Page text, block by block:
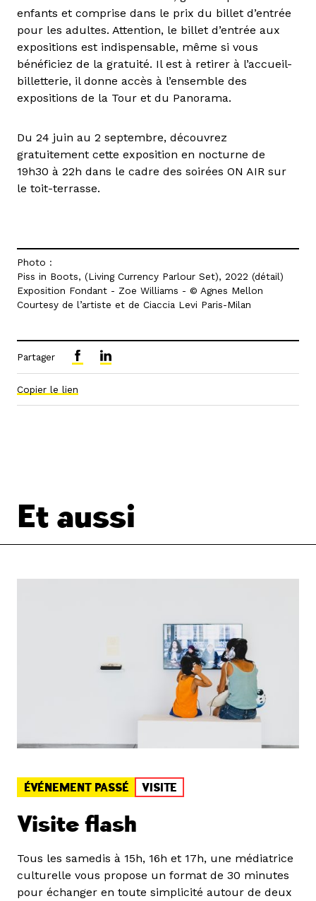
enfants et comprise dans le prix du billet d’entrée
pour les adultes. Attention, le billet d’entrée aux
expositions est indispensable, même si vous
bénéficiez de la gratuité. Il est à retirer à l’accueil-
billetterie, il donne accès à l’ensemble des
expositions de la Tour et du Panorama.
Du 24 juin au 2 septembre, découvrez
gratuitement cette exposition en nocturne de
19h30 à 22h dans le cadre des soirées ON AIR sur
le toit-terrasse.
Photo :
Piss in Boots, (Living Currency Parlour Set), 2022 (détail)
Exposition Fondant - Zoe Williams - © Agnes Mellon
Courtesy de l’artiste et de Ciaccia Levi Paris-Milan
Partager
Copier le lien
Et aussi
ÉVÉNEMENT PASSÉ VISITE
Visite flash
Tous les samedis à 15h, 16h et 17h, une médiatrice
culturelle vous propose un format de 30 minutes
pour échanger en toute simplicité autour de deux